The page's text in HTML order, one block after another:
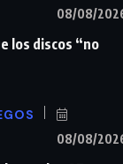
08/08/
los discos “no
08/08/